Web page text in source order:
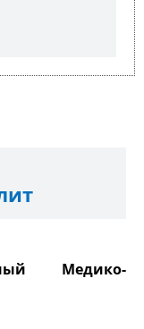
Медико-